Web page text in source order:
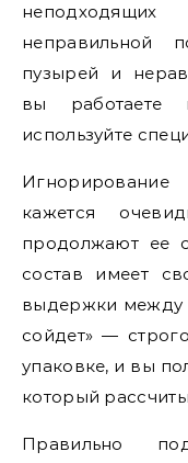
неправильной
пузырей и
вы работаете
используйте
Игнорирование
кажется
продолжают ее
состав имеет
выдержки между
сойдет» —
упаковке, и вы
который
Правильно